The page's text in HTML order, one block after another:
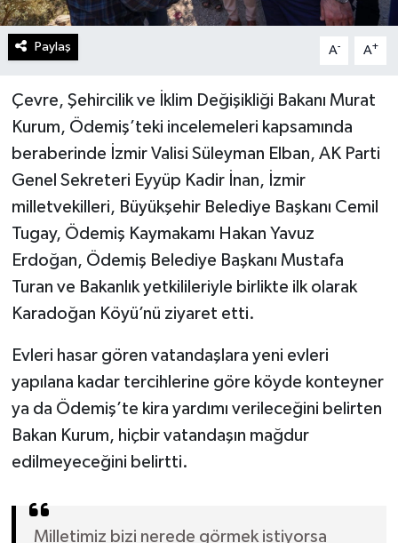
Paylaş A- A+
Çevre, Şehircilik ve İklim Değişikliği Bakanı Murat
Kurum, Ödemiş’teki incelemeleri kapsamında
beraberinde İzmir Valisi Süleyman Elban, AK Parti
Genel Sekreteri Eyyüp Kadir İnan, İzmir
milletvekilleri, Büyükşehir Belediye Başkanı Cemil
Tugay, Ödemiş Kaymakamı Hakan Yavuz
Erdoğan, Ödemiş Belediye Başkanı Mustafa
Turan ve Bakanlık yetkilileriyle birlikte ilk olarak
Karadoğan Köyü’nü ziyaret etti.
Evleri hasar gören vatandaşlara yeni evleri
yapılana kadar tercihlerine göre köyde konteyner
ya da Ödemiş’te kira yardımı verileceğini belirten
Bakan Kurum, hiçbir vatandaşın mağdur
edilmeyeceğini belirtti.
Milletimiz bizi nerede görmek istiyorsa